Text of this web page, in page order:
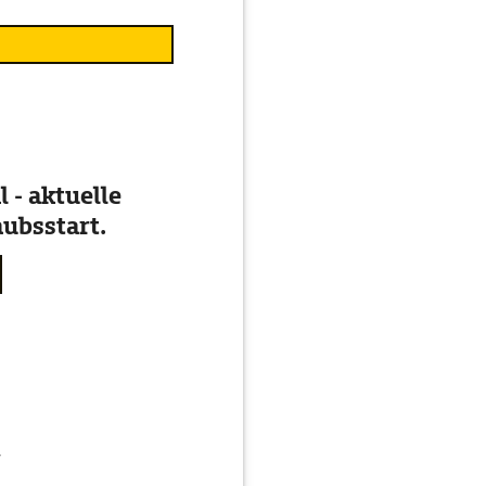
- aktuelle